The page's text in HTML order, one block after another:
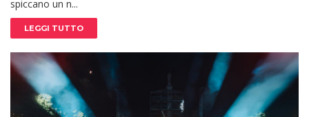
spiccano un n...
LEGGI TUTTO